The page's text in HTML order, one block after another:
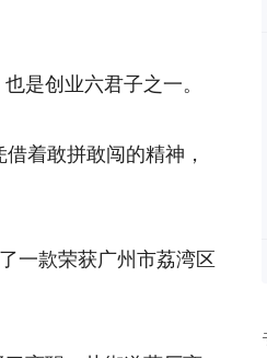
是创业六君子之一。
着敢拼敢闯的精神，
一款荣获广州市荔湾区